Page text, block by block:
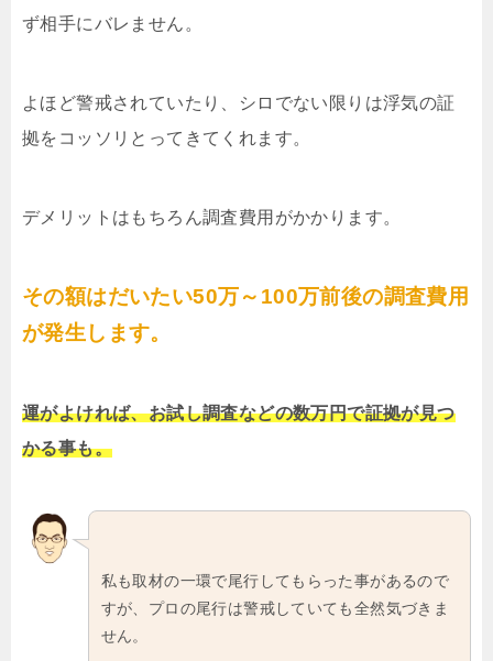
ず相手にバレません。
よほど警戒されていたり、シロでない限りは浮気の証
拠をコッソリとってきてくれます。
デメリットはもちろん調査費用がかかります。
その額はだいたい50万～100万前後の調査費用
が発生します。
運がよければ、お試し調査などの数万円で証拠が見つ
かる事も。
私も取材の一環で尾行してもらった事があるので
すが、プロの尾行は警戒していても全然気づきま
せん。